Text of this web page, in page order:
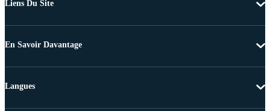
Liens Du Site
En Savoir Davantage
Langues